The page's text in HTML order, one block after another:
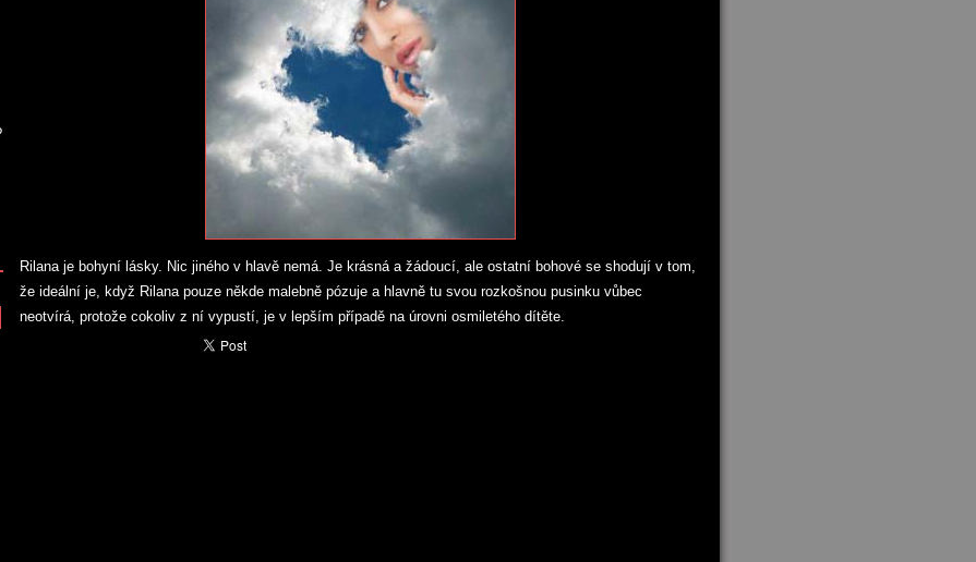
Rilana je bohyní lásky. Nic jiného v hlavě nemá. Je krásná a žádoucí, ale ostatní bohové se shodují v tom,
že ideální je, když Rilana pouze někde malebně pózuje a hlavně tu svou rozkošnou pusinku vůbec
neotvírá, protože cokoliv z ní vypustí, je v lepším případě na úrovni osmiletého dítěte.